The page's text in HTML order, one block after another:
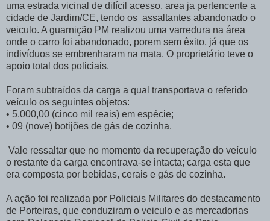
uma estrada vicinal de difícil acesso, area ja pertencente a
cidade de Jardim/CE, tendo os assaltantes abandonado o
veiculo. A guarnição PM realizou uma varredura na área
onde o carro foi abandonado, porem sem êxito, já que os
indivíduos se embrenharam na mata. O proprietário teve o
apoio total dos policiais.
Foram subtraídos da carga a qual transportava o referido
veículo os seguintes objetos:
• 5.000,00 (cinco mil reais) em espécie;
• 09 (nove) botijões de gás de cozinha.
Vale ressaltar que no momento da recuperação do veículo
o restante da carga encontrava-se intacta; carga esta que
era composta por bebidas, cerais e gás de cozinha.
A ação foi realizada por Policiais Militares do destacamento
de Porteiras, que conduziram o veiculo e as mercadorias